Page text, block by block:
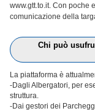
www.gtt.to.it. Con poche
comunicazione della
Chi può
La piattaforma è
-Dagli Albergatori, per
struttura.
-Dai gestori dei